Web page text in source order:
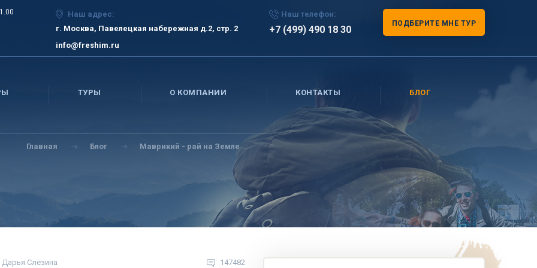
Наш адрес:
г. Москва, Павелецкая набережная д.2, стр. 2
info@freshim.ru
Наш телефон:
+7 (499) 490 18 30
ПОДБЕРИТЕ МНЕ ТУР
ТУРЫ О КОМПАНИИ КОНТАКТЫ БЛОГ
Главная Блог Маврикий - рай на Земле
Дарья Слёзина 147482